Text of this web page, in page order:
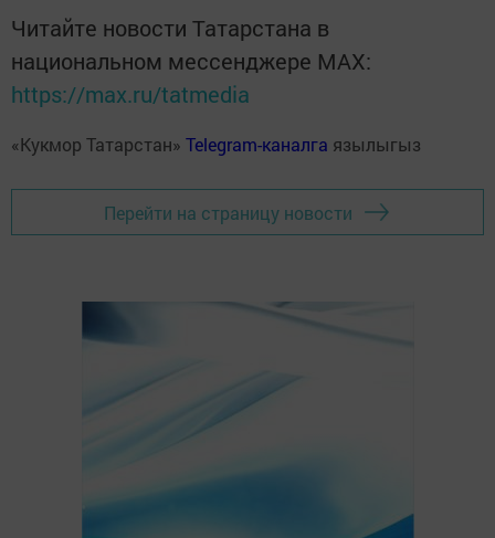
Читайте новости Татарстана в
национальном мессенджере MАХ:
https://max.ru/tatmedia
«Кукмор Татарстан» Telegram-каналга язылыгыз
Перейти на страницу новости